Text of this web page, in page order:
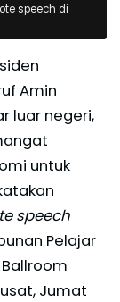
speech di
Amin
luar negeri,
untuk
speech
Pelajar
Jumat